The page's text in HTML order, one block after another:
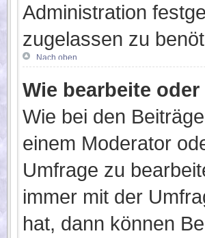
Administration
zugelassen zu
Nach oben
Wie bearbeite
Wie bei den
einem Moderator
Umfrage zu
immer mit der
hat, dann können